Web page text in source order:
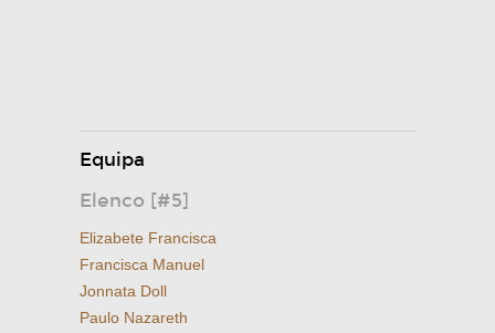
Equipa
Elenco [#5]
Elizabete Francisca
Francisca Manuel
Jonnata Doll
Paulo Nazareth